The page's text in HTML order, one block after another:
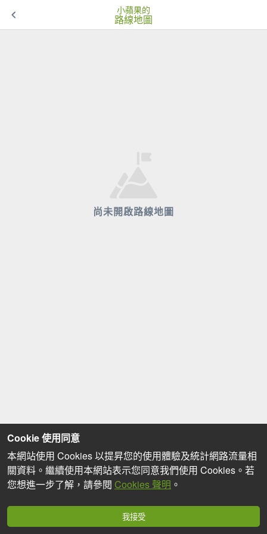
小蘋果的
路線地圖
尚未開啟路線地圖
Cookie 使用同意
本網站使用 Cookies 以提昇您的使用體驗及統計網路流量相
關資料。繼續使用本網站表示您同意我們使用 Cookies。若
您想進一步了解，請參閱 Cookies 聲明 。
我接受